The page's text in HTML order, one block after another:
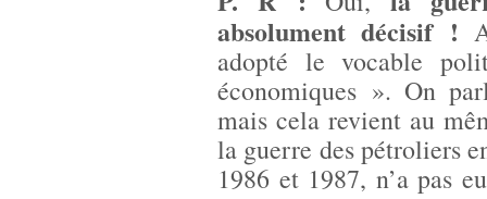
absolument décisif !
adopté le vocable
économiques ». On
mais cela revient au
la guerre des pétroliers
1986 et 1987, n’a pas